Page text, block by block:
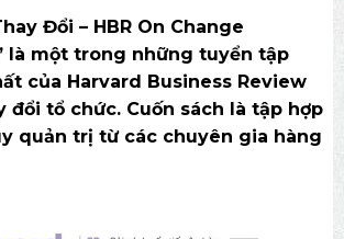
Đổi – HBR On Change
là một trong những tuyển tập
của Harvard Business Review
đổi tổ chức. Cuốn sách là tập hợp
quản trị từ các chuyên gia hàng